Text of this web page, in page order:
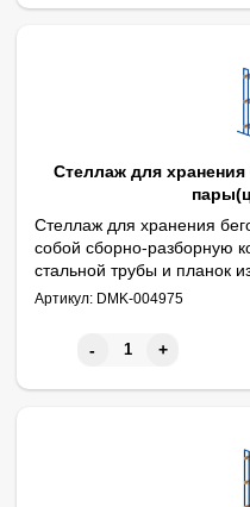
Стеллаж для
Стеллаж для хранения
собой сборно-разборную
стальной трубы и планок
фанеры. Сборка
Поверхность изделия
Параметры:
* Высота - 1725 мм
* Покрытие планок -
* В комплекте -
Артикул: DMK-004975
- +